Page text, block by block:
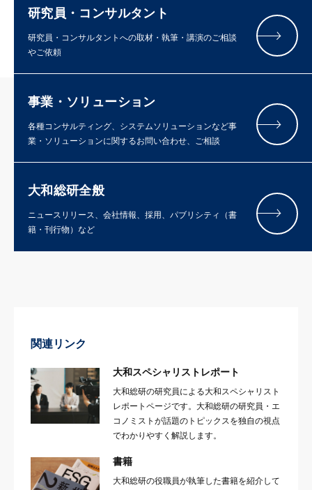
研究員・コンサルタント
研究員・コンサルタントへの取材・執筆・講演のご相談
やご依頼
事業・ソリューション
各種コンサルティング、システムソリューションなど事
業・ソリューションに関するお問い合わせ、ご相談
大和総研全般
ニュースリリース、会社情報、採用、パブリシティ（書
籍・刊行物）など
関連リンク
大和スペシャリストレポート
大和総研の研究員による大和スペシャリスト
レポートページです。大和総研の研究員・エ
コノミストが話題のトピックスを独自の視点
でわかりやすく解説します。
書籍
大和総研の役職員が執筆した書籍を紹介して